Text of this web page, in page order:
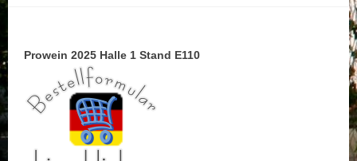
Prowein 2025 Halle 1 Stand E110